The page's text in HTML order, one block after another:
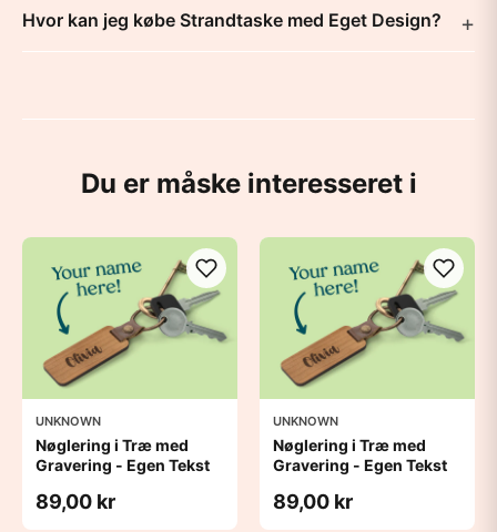
Hvor kan jeg købe Strandtaske med Eget Design?
Du er måske interesseret i
UNKNOWN
Nøglering i Træ med
Gravering - Egen Tekst
89,00 kr
UNKNOWN
Nøglering i Træ med
Gravering - Egen Tekst
89,00 kr